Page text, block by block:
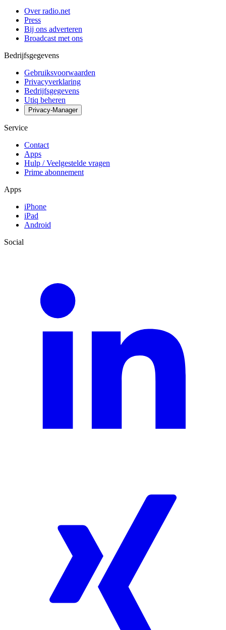
Over radio.net
Press
Bij ons adverteren
Broadcast met ons
Bedrijfsgegevens
Gebruiksvoorwaarden
Privacyverklaring
Bedrijfsgegevens
Utiq beheren
Privacy-Manager
Service
Contact
Apps
Hulp / Veelgestelde vragen
Prime abonnement
Apps
iPhone
iPad
Android
Social